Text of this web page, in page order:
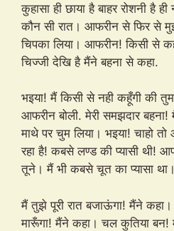
कुहासा ही छाया है बाहर रोशनी है
कौन सी रात। आफरीन से फिर से
चिपका लिया। आफरीन! किसी से
चिज्जी देखि है मैंने बहना से कहा.
भइया! मैं किसी से नही कहूँगी की
आफरीन बोली. मेरी समझदार
माथे पर चुम लिया। भइया! चाहो
रहा है! कबसे लण्ड की प्यासी थी!
तूने। मैं भी कबसे चूत का प्यासा था।
मैं तुझे पूरी रात बजाऊंगा! मैंने कहा।
मारूँगा! मैंने कहा। चल कुतिया